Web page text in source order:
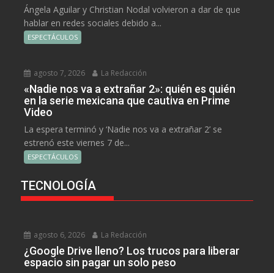
Ángela Aguilar y Christian Nodal volvieron a dar de que
hablar en redes sociales debido a...
ESPECTÁCULOS
agosto 7, 2026 La Redacción
«Nadie nos va a extrañar 2»: quién es quién
en la serie mexicana que cautiva en Prime
Video
La espera terminó y ‘Nadie nos va a extrañar 2’ se
estrenó este viernes 7 de...
ESPECTÁCULOS
TECNOLOGÍA
agosto 6, 2026 La Redacción
¿Google Drive lleno? Los trucos para liberar
espacio sin pagar un solo peso